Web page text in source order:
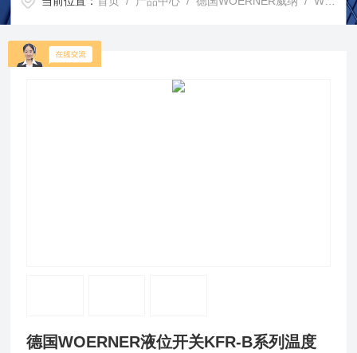
德国WOERNER液位开关KFR-B系列温度